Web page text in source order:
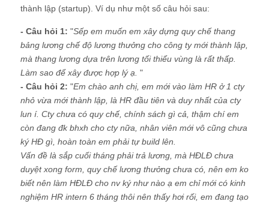
thành lập (startup). Ví dụ như một số câu hỏi sau:
- Câu hỏi 1: "Sếp em muốn em xây dựng quy chế thang
bảng lương chế độ lương thưởng cho công ty mới thành lập,
mà thang lương dựa trên lương tối thiểu vùng là rất thấp.
Làm sao để xây được hợp lý ạ. "
- Câu hỏi 2: "Em chào anh chị, em mới vào làm HR ở 1 cty
nhỏ vừa mới thành lập, là HR đầu tiên và duy nhất của cty
lun í. Cty chưa có quy chế, chính sách gì cả, thậm chí em
còn đang đk bhxh cho cty nữa, nhân viên mới vô cũng chưa
ký HĐ gì, hoàn toàn em phải tự build lên.
Vấn đề là sắp cuối tháng phải trả lương, mà HĐLĐ chưa
duyệt xong form, quy chế lương thưởng chưa có, nên em ko
biết nên làm HĐLĐ cho nv ký như nào ạ em chỉ mới có kinh
nghiệm HR intern 6 tháng thôi nên thấy hơi rối, em đang tạo